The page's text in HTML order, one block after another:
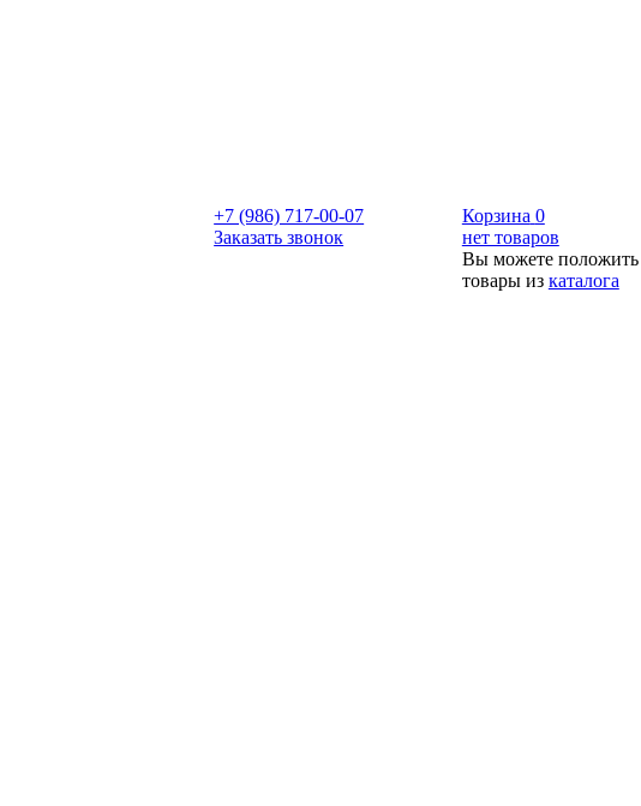
+7 (986) 717-00-07
Заказать звонок
Корзина 0
нет товаров
Вы можете положить
товары из каталога